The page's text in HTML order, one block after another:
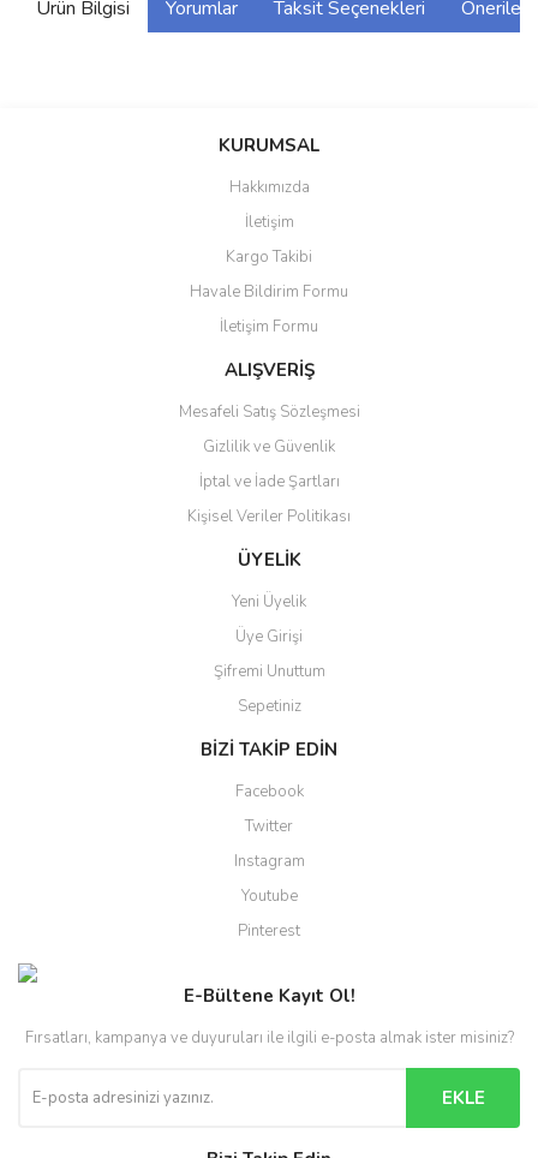
Ürün Bilgisi Yorumlar Taksit Seçenekleri
Bu ürüne ilk yorumu siz yapın!
Yorum Yaz
Ürün resmi kalitesiz, bozuk veya görüntülenemiyor.
Ürün açıklamasında eksik bilgiler bulunuyor.
Ürün bilgilerinde hatalar bulunuyor.
Ürün fiyatı diğer sitelerden daha pahalı.
Bu ürüne benzer farklı alternatifler olmalı.
Gönder
KURUMSAL
Hakkımızda
İletişim
Kargo Takibi
Havale Bildirim Formu
İletişim Formu
ALIŞVERİŞ
Mesafeli Satış Sözleşmesi
Gizlilik ve Güvenlik
İptal ve İade Şartları
Kişisel Veriler Politikası
ÜYELİK
Yeni Üyelik
Üye Girişi
Şifremi Unuttum
Sepetiniz
BİZİ TAKİP EDİN
Facebook
Twitter
Instagram
Youtube
Pinterest
E-Bültene Kayıt Ol!
Fırsatları, kampanya ve duyuruları ile ilgili e-posta almak ister misiniz?
EKLE